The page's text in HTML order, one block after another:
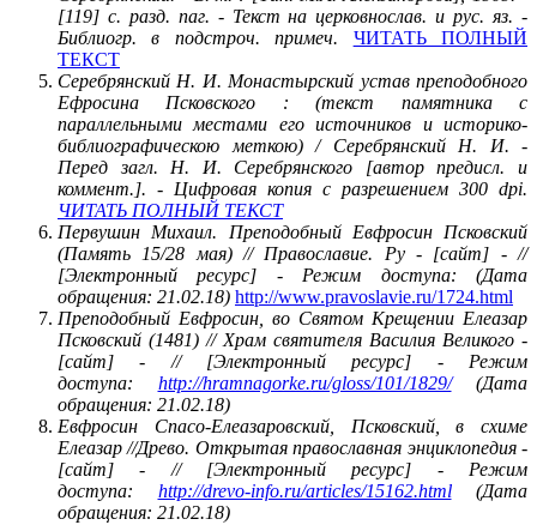
[119] с. разд. паг. - Текст на церковнослав. и рус. яз. -
Библиогр. в подстроч. примеч. ЧИТАТЬ ПОЛНЫЙ
ТЕКСТ
Серебрянский Н. И. Монастырский устав преподобного
Ефросина Псковского : (текст памятника с
параллельными местами его источников и историко-
библиографическою меткою) / Серебрянский Н. И. -
Перед загл. Н. И. Серебрянского [автор предисл. и
коммент.]. - Цифровая копия с разрешением 300 dpi.
ЧИТАТЬ ПОЛНЫЙ ТЕКСТ
Первушин Михаил. Преподобный Евфросин Псковский
(Память 15/28 мая) // Православие. Ру - [сайт] - //
[Электронный ресурс] - Режим доступа: (Дата
обращения: 21.02.18) http://www.pravoslavie.ru/1724.html
Преподобный Евфросин, во Святом Крещении Елеазар
Псковский (1481) // Храм святителя Василия Великого -
[сайт] - // [Электронный ресурс] - Режим
доступа: http://hramnagorke.ru/gloss/101/1829/(Дата
обращения: 21.02.18)
Евфросин Спасо-Елеазаровский, Псковский, в схиме
Елеазар //Древо. Открытая православная энциклопедия -
[сайт] - // [Электронный ресурс] - Режим
доступа: http://drevo-info.ru/articles/15162.html(Дата
обращения: 21.02.18)